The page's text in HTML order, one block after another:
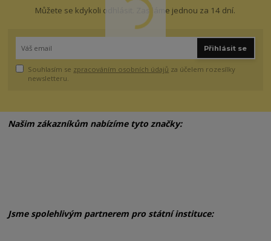
Můžete se kdykoli odhlásit. Zasíláme jednou za 14 dní.
Přihlásit se
Souhlasím se zpracováním osobních údajů za účelem rozesílky
newsletteru.
Našim zákazníkům nabízíme tyto značky:
Jsme spolehlivým partnerem pro státní instituce: